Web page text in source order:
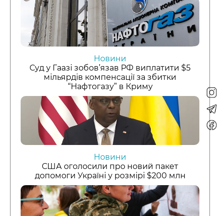
Новини
Суд у Гаазі зобов’язав РФ виплатити $5
мільярдів компенсації за збитки
“Нафтогазу” в Криму
Новини
США оголосили про новий пакет
допомоги Україні у розмірі $200 млн